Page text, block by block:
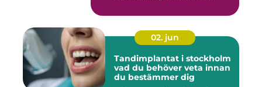
02. jun
Tandimplantat i stockholm
vad du behöver veta innan
du bestämmer dig